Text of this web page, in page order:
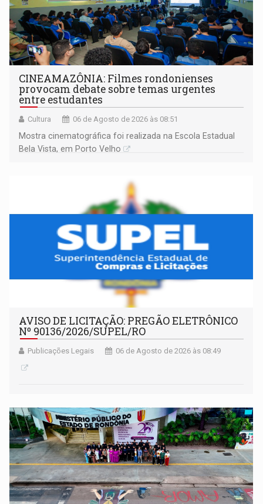
CINEAMAZÔNIA: Filmes rondonienses
provocam debate sobre temas urgentes
entre estudantes
Cultura 06 de Agosto de 2026 às 08:51
Mostra cinematográfica foi realizada na Escola Estadual
Bela Vista, em Porto Velho
AVISO DE LICITAÇÃO: PREGÃO ELETRÔNICO
Nº 90136/2026/SUPEL/RO
Publicações Legais 06 de Agosto de 2026 às 08:49